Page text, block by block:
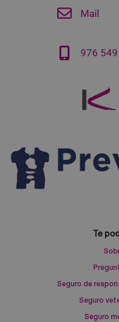
Mail
976
Te
Seguro de
Seguro
Seguro